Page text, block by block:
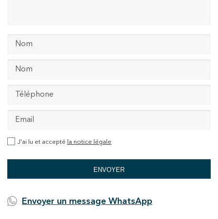
J'ai lu et accepté la notice légale
ENVOYER
Envoyer un message WhatsApp